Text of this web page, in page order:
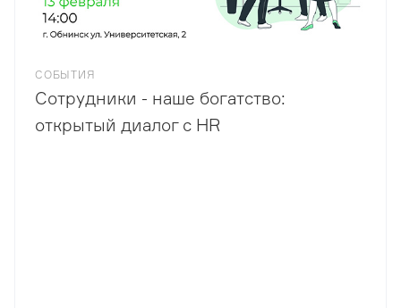
СОБЫТИЯ
Сотрудники - наше богатство:
открытый диалог с HR